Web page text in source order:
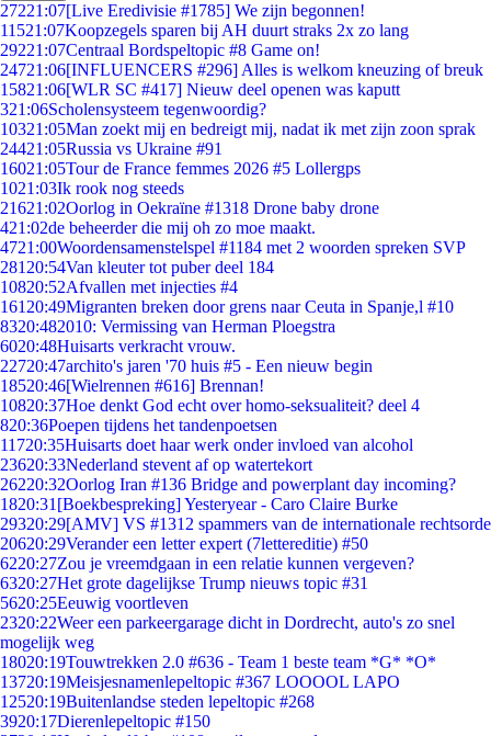
27221:07[Live Eredivisie #1785] We zijn begonnen!
11521:07Koopzegels sparen bij AH duurt straks 2x zo lang
29221:07Centraal Bordspeltopic #8 Game on!
24721:06[INFLUENCERS #296] Alles is welkom kneuzing of breuk
15821:06[WLR SC #417] Nieuw deel openen was kaputt
321:06Scholensysteem tegenwoordig?
10321:05Man zoekt mij en bedreigt mij, nadat ik met zijn zoon sprak
24421:05Russia vs Ukraine #91
16021:05Tour de France femmes 2026 #5 Lollergps
1021:03Ik rook nog steeds
21621:02Oorlog in Oekraïne #1318 Drone baby drone
421:02de beheerder die mij oh zo moe maakt.
4721:00Woordensamenstelspel #1184 met 2 woorden spreken SVP
281 20:54Van kleuter tot puber deel 184
10820:52Afvallen met injecties #4
161 20:49Migranten breken door grens naar Ceuta in Spanje,l #10
8320:482010: Vermissing van Herman Ploegstra
6020:48Huisarts verkracht vrouw.
22720:47archito's jaren '70 huis #5 - Een nieuw begin
18520:46[Wielrennen #616] Brennan!
10820:37Hoe denkt God echt over homo-seksualiteit? deel 4
820:36Poepen tijdens het tandenpoetsen
11720:35Huisarts doet haar werk onder invloed van alcohol
23620:33Nederland stevent af op watertekort
26220:32Oorlog Iran #136 Bridge and powerplant day incoming?
1820:31 [Boekbespreking] Yesteryear - Caro Claire Burke
29320:29[AMV] VS #1312 spammers van de internationale rechtsorde
20620:29Verander een letter expert (7lettereditie) #50
6220:27Zou je vreemdgaan in een relatie kunnen vergeven?
6320:27Het grote dagelijkse Trump nieuws topic #31
5620:25Eeuwig voortleven
2320:22Weer een parkeergarage dicht in Dordrecht, auto's zo snel
mogelijk weg
18020:19Touwtrekken 2.0 #636 - Team 1 beste team *G* *O*
13720:19Meisjesnamenlepeltopic #367 LOOOOL LAPO
12520:19Buitenlandse steden lepeltopic #268
3920:17Dierenlepeltopic #150